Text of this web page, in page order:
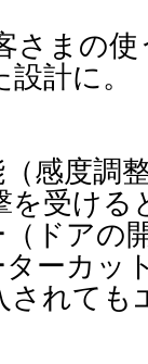
さまの
計に。
感度調
受ける
ドアの
ーカッ
れても